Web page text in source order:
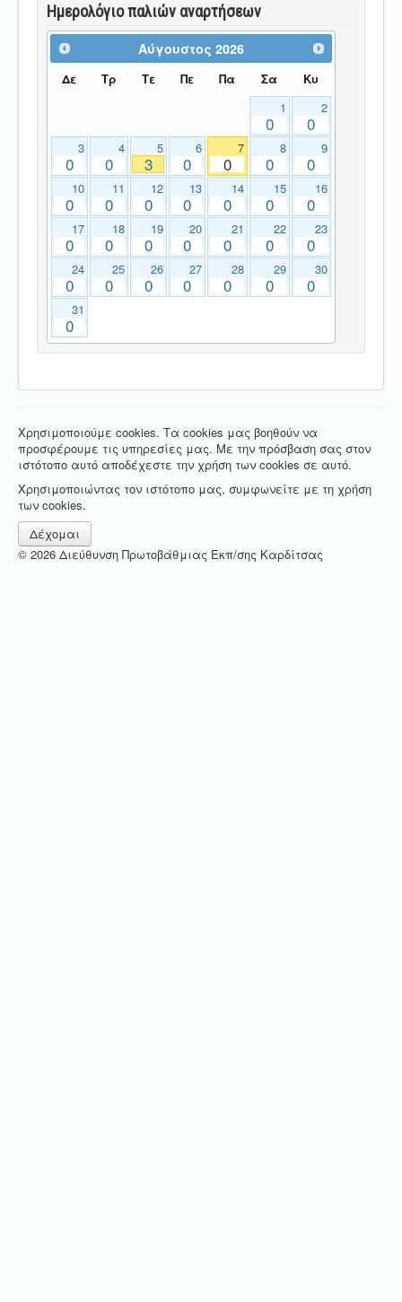
Ημερολόγιο παλιών αναρτήσεων
Αύγουστος 2026
Δε Τρ Τε Πε Πα Σα Κυ
1
0
2
0
3
0
4
0
5
3
6
0
7
0
8
0
9
0
10
0
11
0
12
0
13
0
14
0
15
0
16
0
17
0
18
0
19
0
20
0
21
0
22
0
23
0
24
0
25
0
26
0
27
0
28
0
29
0
30
0
31
0
Χρησιμοποιούμε cookies. Τα cookies μας βοηθούν να
προσφέρουμε τις υπηρεσίες μας. Με την πρόσβαση σας στον
ιστότοπο αυτό αποδέχεστε την χρήση των cookies σε αυτό.
Χρησιμοποιώντας τον ιστότοπο μας, συμφωνείτε με τη χρήση
των cookies.
Δέχομαι
© 2026 Διεύθυνση Πρωτοβάθμιας Εκπ/σης Καρδίτσας